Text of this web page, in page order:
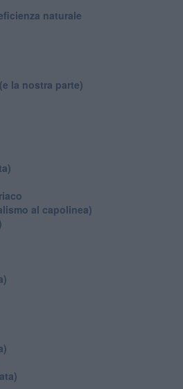
naturale
la nostra parte)
al capolinea)